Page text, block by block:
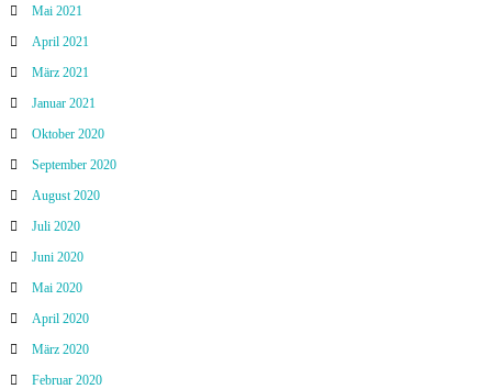
Mai 2021
April 2021
März 2021
Januar 2021
Oktober 2020
September 2020
August 2020
Juli 2020
Juni 2020
Mai 2020
April 2020
März 2020
Februar 2020